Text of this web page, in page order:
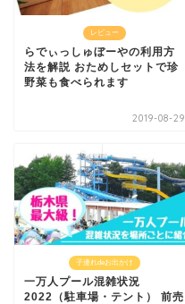
レビュー
らでぃっしゅぼーやの利用方
法を解説 おためしセットで珍
野菜も食べられます
2019-08-29
子連れdeお出かけ
一万人プール混雑状況
2022（駐車場・テント） 前売